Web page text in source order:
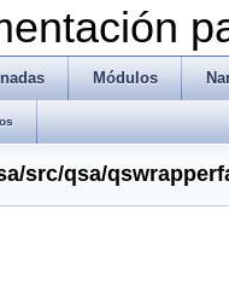
Módulos
src/qsa/